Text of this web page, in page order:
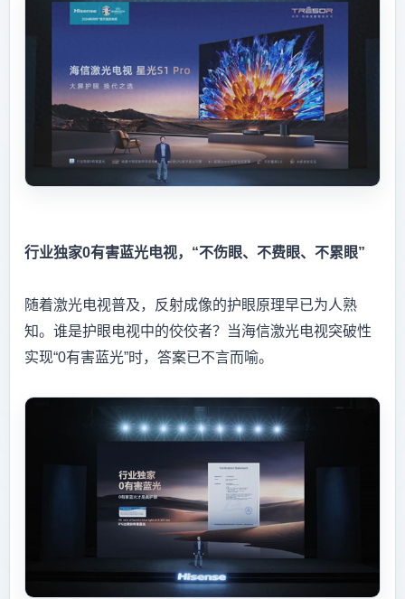
行业独家0有害蓝光电视，“不伤眼、不费眼、不累眼”
随着激光电视普及，反射成像的护眼原理早已为人熟
知。谁是护眼电视中的佼佼者？当海信激光电视突破性
实现“0有害蓝光”时，答案已不言而喻。